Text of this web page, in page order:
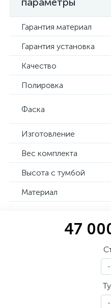
Гарантия материал
Гарантия установка
Качество
Полировка
Фаска
Изготовление
Вес комплекта
Высота с тумбой
Материал
47
-
-